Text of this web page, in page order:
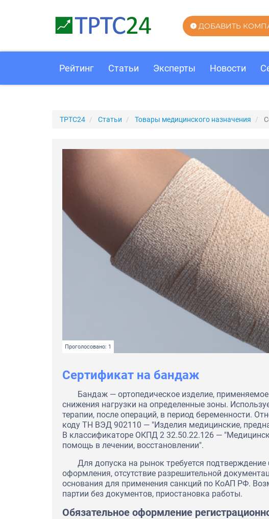
ДОБАВИТЬ
Рейтинг Статьи Эксперты Новости
ТРТС24 Статьи Товары медицинского назначения
Проголосовано: 1
Сертификат на бандаж
Бандаж — ортопедическое изделие,
снижения нагрузки на определенные зоны.
терапии, после операций, в период беременности.
коду ТН ВЭД 902110 — "Изделия медицинские,
В классификаторе ОКПД 2 32.50.22.126 —
помощь в лечении, восстановлении".
Для допуска на рынок требуется
оформления, отсутствие разрешительной
основания для применения санкций по КоАП РФ.
партии без документов, приостановка работы.
Обязательное оформление